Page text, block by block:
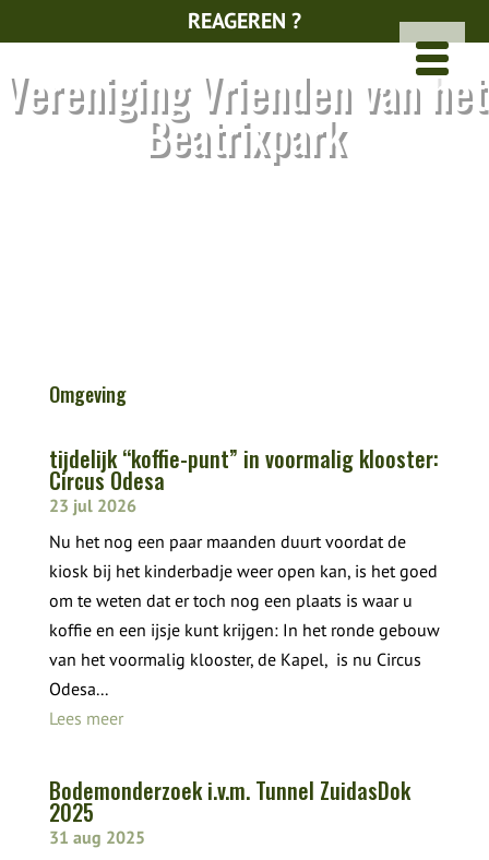
REAGEREN ?
Vereniging Vrienden van het
Beatrixpark
Omgeving
tijdelijk “koffie-punt” in voormalig klooster:
Circus Odesa
23 jul 2026
Nu het nog een paar maanden duurt voordat de
kiosk bij het kinderbadje weer open kan, is het goed
om te weten dat er toch nog een plaats is waar u
koffie en een ijsje kunt krijgen: In het ronde gebouw
van het voormalig klooster, de Kapel, is nu Circus
Odesa...
Lees meer
Bodemonderzoek i.v.m. Tunnel ZuidasDok
2025
31 aug 2025